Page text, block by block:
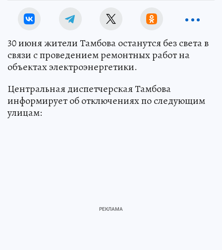
30 июня жители Тамбова останутся без света в
связи с проведением ремонтных работ на
объектах электроэнергетики.
Центральная диспетчерская Тамбова
информирует об отключениях по следующим
улицам: